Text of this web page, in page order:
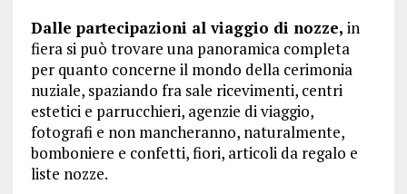
Dalle partecipazioni al viaggio di nozze, in
fiera si può trovare una panoramica completa
per quanto concerne il mondo della cerimonia
nuziale, spaziando fra sale ricevimenti, centri
estetici e parrucchieri, agenzie di viaggio,
fotografi e non mancheranno, naturalmente,
bomboniere e confetti, fiori, articoli da regalo e
liste nozze.